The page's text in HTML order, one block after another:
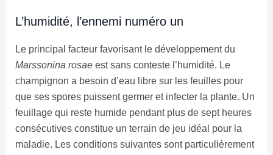
L’humidité, l’ennemi numéro un
Le principal facteur favorisant le développement du
Marssonina rosaeest sans conteste l’humidité. Le
champignon a besoin d’eau libre sur les feuilles pour
que ses spores puissent germer et infecter la plante. Un
feuillage qui reste humide pendant plus de sept heures
consécutives constitue un terrain de jeu idéal pour la
maladie. Les conditions suivantes sont particulièrement